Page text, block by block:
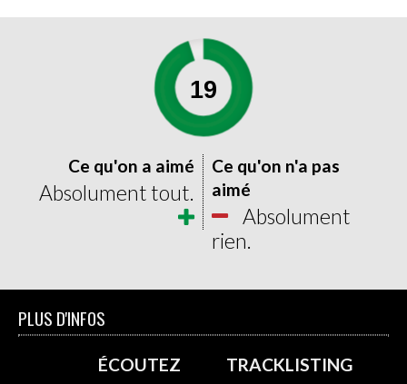
19
0 20
Ce qu'on a aimé
Absolument tout.
Ce qu'on n'a pas
aimé
Absolument
rien.
PLUS D'INFOS
ÉCOUTEZ
TRACKLISTING